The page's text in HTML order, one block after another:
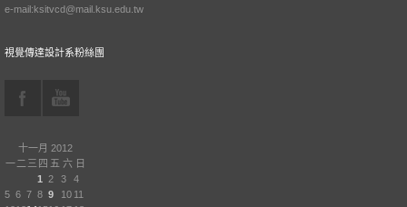
e-mail:ksitvcd@mail.ksu.edu.tw
視覺傳達設計系粉絲團
十一月 2012
一 二 三 四 五 六 日
1
2 3
4
5 6 7 8 9 10 11